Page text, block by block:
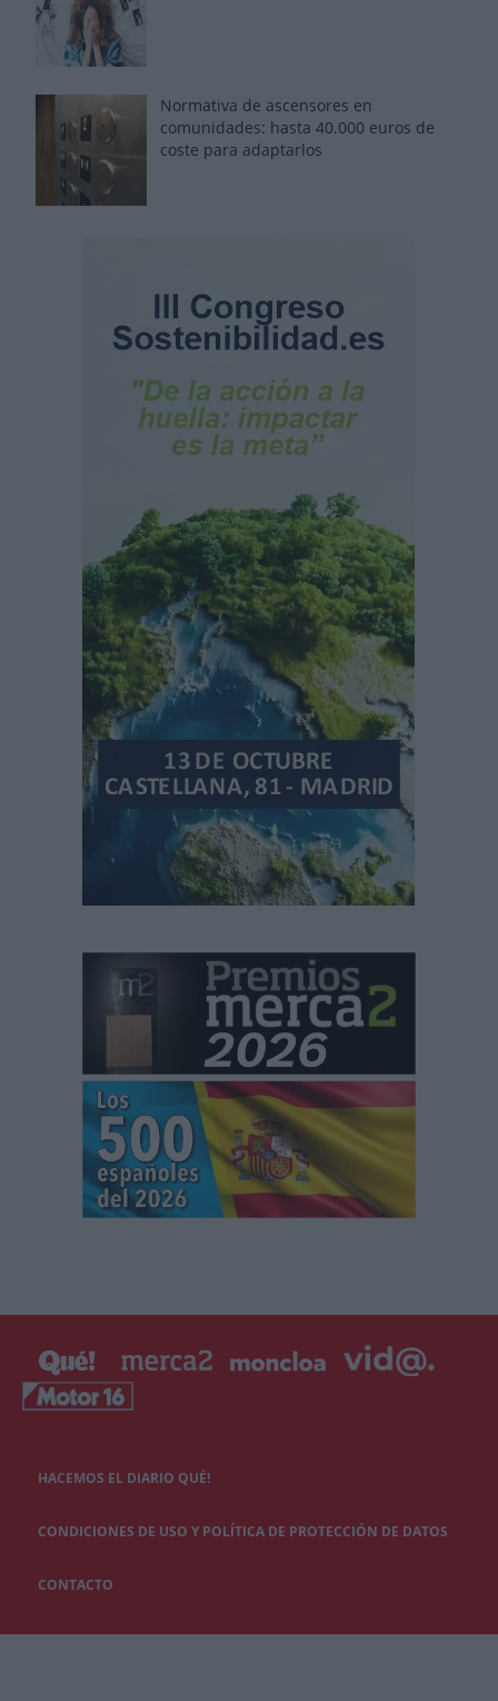
Normativa de ascensores en
comunidades: hasta 40.000 euros de
coste para adaptarlos
HACEMOS EL DIARIO QUÉ!
CONDICIONES DE USO Y POLÍTICA DE PROTECCIÓN DE DATOS
CONTACTO